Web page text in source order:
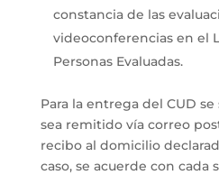
constancia de las
videoconferencias en el
Personas Evaluadas.
Para la entrega del CUD
sea remitido vía correo
recibo al domicilio
caso, se acuerde con cada